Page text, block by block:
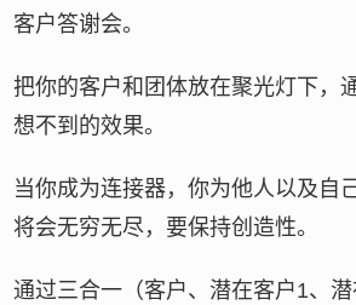
客户答谢会。
把你的客户和团体放在聚光灯下，
想不到的效果。
当你成为连接器，你为他人以及自
将会无穷无尽，要保持创造性。
通过三合一（客户、潜在客户1、